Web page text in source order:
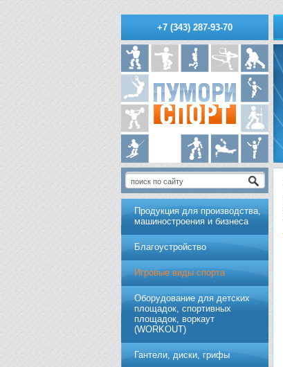
+7 (343) 287-93-70
Продукция для производства,
машиностроения и бизнеса
Благоустройство
Игровые виды спорта
Оборудование для детских
площадок, спортивных
площадок, воркаут
(WORKOUT)
Гантели, диски, грифы